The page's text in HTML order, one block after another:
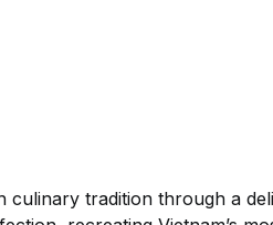
tradition through a